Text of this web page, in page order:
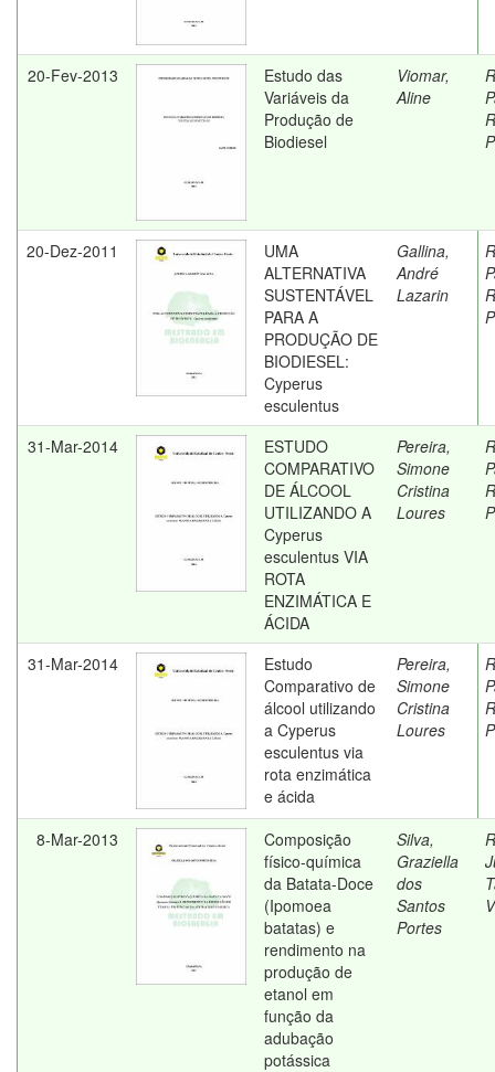
20-Fev-2013
Estudo das
Variáveis da
Produção de
Biodiesel
Viomar,
Aline
20-Dez-2011
UMA
ALTERNATIVA
SUSTENTÁVEL
PARA A
PRODUÇÃO DE
BIODIESEL:
Cyperus
esculentus
Gallina,
André
Lazarin
31-Mar-2014
ESTUDO
COMPARATIVO
DE ÁLCOOL
UTILIZANDO A
Cyperus
esculentus VIA
ROTA
ENZIMÁTICA E
ÁCIDA
Pereira,
Simone
Cristina
Loures
31-Mar-2014
Estudo
Comparativo de
álcool utilizando
a Cyperus
esculentus via
rota enzimática
e ácida
Pereira,
Simone
Cristina
Loures
8-Mar-2013
Composição
físico-química
da Batata-Doce
(Ipomoea
batatas) e
rendimento na
produção de
etanol em
função da
adubação
potássica
Silva,
Graziella
dos
Santos
Portes